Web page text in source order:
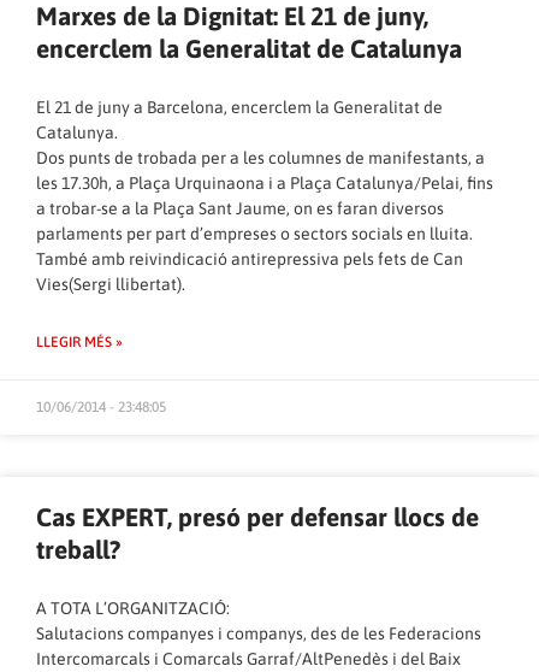
Marxes de la Dignitat: El 21 de juny,
encerclem la Generalitat de Catalunya
El 21 de juny a Barcelona, encerclem la Generalitat de
Catalunya.
Dos punts de trobada per a les columnes de manifestants, a
les 17.30h, a Plaça Urquinaona i a Plaça Catalunya/Pelai, fins
a trobar-se a la Plaça Sant Jaume, on es faran diversos
parlaments per part d’empreses o sectors socials en lluita.
També amb reivindicació antirepressiva pels fets de Can
Vies(Sergi llibertat).
LLEGIR MÉS »
10/06/2014 - 23:48:05
Cas EXPERT, presó per defensar llocs de
treball?
A TOTA L’ORGANITZACIÓ:
Salutacions companyes i companys, des de les Federacions
Intercomarcals i Comarcals Garraf/AltPenedès i del Baix